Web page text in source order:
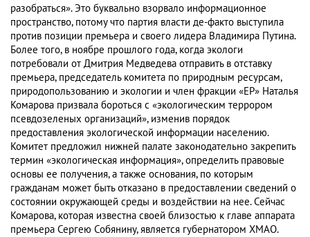
разобраться». Это буквально взорвало информационное
пространство, потому что партия власти де-факто выступила
против позиции премьера и своего лидера Владимира Путина.
Более того, в ноябре прошлого года, когда экологи
потребовали от Дмитрия Медведева отправить в отставку
премьера, председатель комитета по природным ресурсам,
природопользованию и экологии и член фракции «ЕР» Наталья
Комарова призвала бороться с «экологическим террором
псевдозеленых организаций», изменив порядок
предоставления экологической информации населению.
Комитет предложил нижней палате законодательно закрепить
термин «экологическая информация», определить правовые
основы ее получения, а также основания, по которым
гражданам может быть отказано в предоставлении сведений о
состоянии окружающей среды и воздействии на нее. Сейчас
Комарова, которая известна своей близостью к главе аппарата
премьера Сергею Собянину, является губернатором ХМАО.